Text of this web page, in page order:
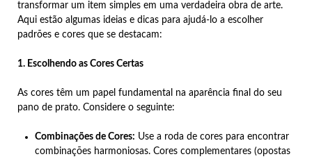
transformar um item simples em uma verdadeira obra de arte.
Aqui estão algumas ideias e dicas para ajudá-lo a escolher
padrões e cores que se destacam:
1. Escolhendo as Cores Certas
As cores têm um papel fundamental na aparência final do seu
pano de prato. Considere o seguinte:
Combinações de Cores: Use a roda de cores para encontrar
combinações harmoniosas. Cores complementares (opostas